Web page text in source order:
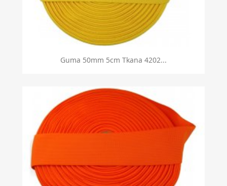
Guma 50mm 5cm Tkana 4202...